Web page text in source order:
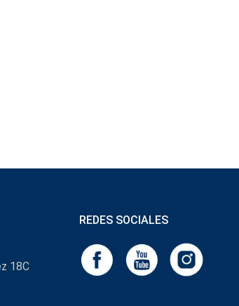
18C
REDES SOCIALES